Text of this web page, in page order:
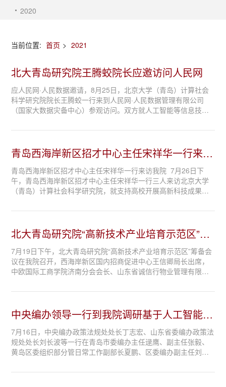
2020
当前位置: 首页 > 2021
北大青岛研究院王腾蛟院长应邀访问人民网
应人民网·人民数据邀请，8月25日，北京大学（青岛）计算社会
科学研究院院长王腾蛟一行来到人民网·人民数据管理有限公司
（国家大数据灾备中心）参观访问。双方就人工智能等信息技术
人民数据（国家大数据灾备中心）人...
青岛西海岸新区招才中心主任宋祥华一行来访
我院
青岛西海岸新区招才中心主任宋祥华一行来访我院 7月26日下
午，青岛西海岸新区招才中心主任宋祥华一行三人来访北京大学
（青岛）计算社会科学研究院，就支持高校开展高新科技成果转
了研究院展厅，了解了研究院在前沿...
北大青岛研究院“高新技术产业培育示范区”筹
备会议在我...
7月19日下午，北大青岛研究院“高新技术产业培育示范区”筹备会
议在我院召开，西海岸新区国内招商促进中心王信卿局长出席，
中欧国际工商学院济南分会会长、山东省诚信行物业管理有限公
范区建设事宜。 来访企业家代表...
中央编办领导一行到我院调研基于人工智能的
机构评估示范应用
7月16日，中央编办政策法规处处长丁志宏、山东省委编办政策法
规处处长刘长波等一行在青岛市委编办主任逯鹰、副主任张毅、
黄岛区委组织部分管日常工作副部长夏鹏、区委编办副主任刘斌
深入调研基于人工智能的机构评估示...